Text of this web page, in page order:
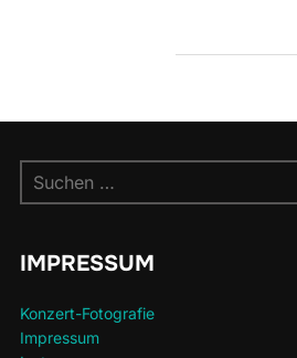
Suchen
IMPRESSUM
Konzert-Fotografie
Impressum